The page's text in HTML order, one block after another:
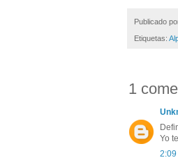
Publicado
Etiquetas:
1
Yo
2:09